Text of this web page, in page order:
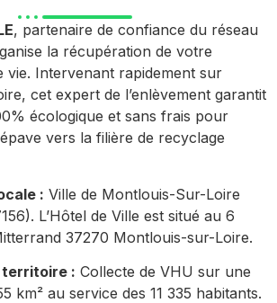
, partenaire de confiance du réseau
la récupération de votre
vie. Intervenant rapidement sur
cet expert de l’enlèvement garantit
écologique et sans frais pour
vers la filière de recyclage
: Ville de Montlouis-Sur-Loire
L’Hôtel de Ville est situé au 6
37270 Montlouis-sur-Loire.
territoire : Collecte de VHU sur une
km² au service des 11 335 habitants.